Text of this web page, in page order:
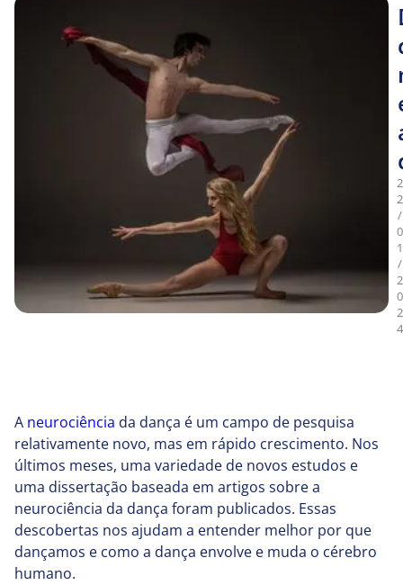
2
2
/
0
1
/
2
0
2
4
A neurociência da dança é um campo de pesquisa
relativamente novo, mas em rápido crescimento. Nos
últimos meses, uma variedade de novos estudos e
uma dissertação baseada em artigos sobre a
neurociência da dança foram publicados. Essas
descobertas nos ajudam a entender melhor por que
dançamos e como a dança envolve e muda o cérebro
humano.